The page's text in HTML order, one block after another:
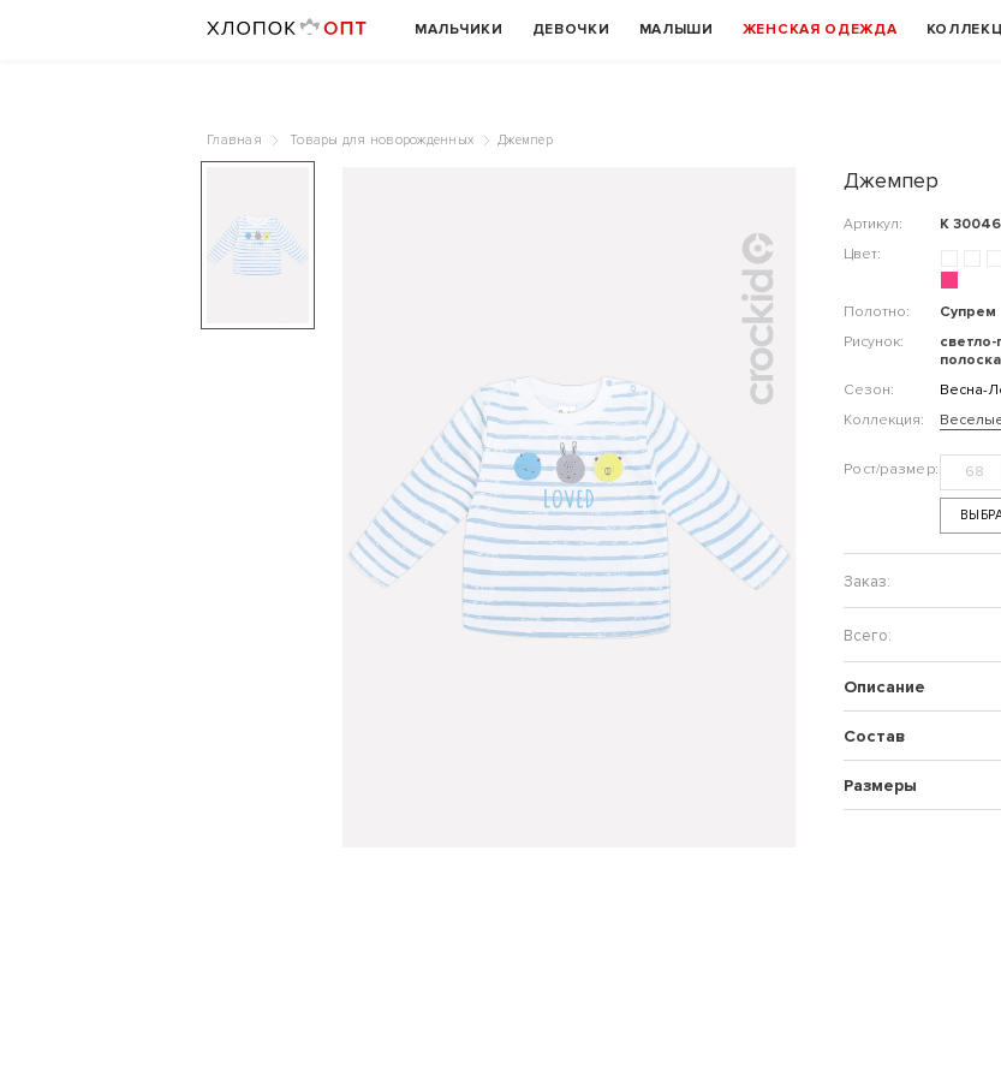
МАЛЬЧИКИ ДЕВОЧКИ МАЛЫШИ ЖЕНСКАЯ ОДЕЖДА
Главная Товары для новорожденных Джемпер
Джемпер
Артикул:
К
Цвет:
Полотно:
Супрем
Рисунок:
светло-
полоска
Сезон:
Весна-
Коллекция:
68
Описание
Состав
Размеры